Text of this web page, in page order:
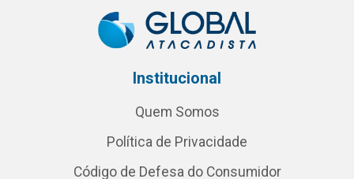
Institucional
Quem Somos
Política de Privacidade
Código de Defesa do Consumidor